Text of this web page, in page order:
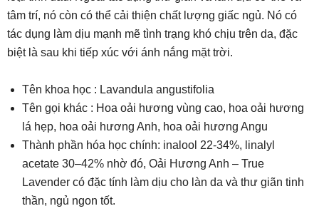
tâm trí, nó còn có thể cải thiện chất lượng giấc ngủ. Nó có
tác dụng làm dịu mạnh mẽ tình trạng khó chịu trên da, đặc
biệt là sau khi tiếp xúc với ánh nắng mặt trời.
Tên khoa học : Lavandula angustifolia
Tên gọi khác : Hoa oải hương vùng cao, hoa oải hương
lá hẹp, hoa oải hương Anh, hoa oải hương Angu
Thành phần hóa học chính: inalool 22-34%, linalyl
acetate 30–42% nhờ đó, Oải Hương Anh – True
Lavender có đặc tính làm dịu cho làn da và thư giãn tinh
thần, ngủ ngon tốt.